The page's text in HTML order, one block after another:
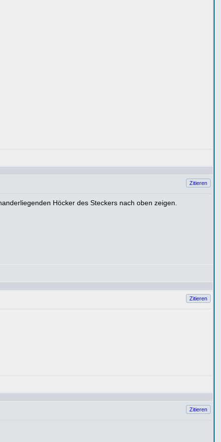
Zitieren
Höcker des Steckers nach oben zeigen.
Zitieren
Zitieren